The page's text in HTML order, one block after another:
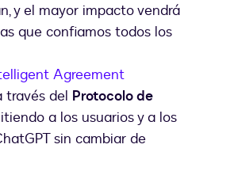
y el mayor impacto vendrá
que confiamos todos los
Agreement
través del Protocolo de
a los usuarios y a los
sin cambiar de